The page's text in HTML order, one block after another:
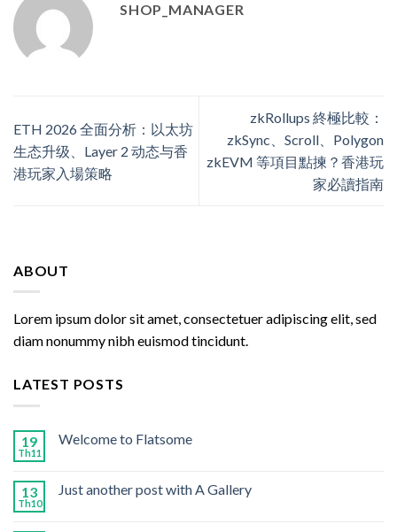
SHOP_MANAGER
ETH 2026 全面分析：以太坊
生态升级、Layer 2 动态与香
港玩家入場策略
zkRollups 終極比較：
zkSync、Scroll、Polygon
zkEVM 等項目點揀？香港玩
家必讀指南
ABOUT
Lorem ipsum dolor sit amet, consectetuer adipiscing elit, sed
diam nonummy nibh euismod tincidunt.
LATEST POSTS
19
Th11
Welcome to Flatsome
13
Th10
Just another post with A Gallery